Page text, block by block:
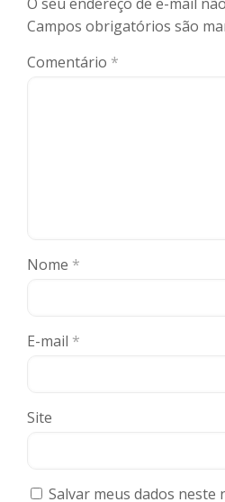
O seu endereço de e-mail
Campos obrigatórios são
Comentário *
Nome *
E-mail *
Site
Salvar meus dados neste